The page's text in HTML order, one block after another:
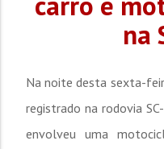
na
Na noite desta sexta-
registrado na rodovia
envolveu uma